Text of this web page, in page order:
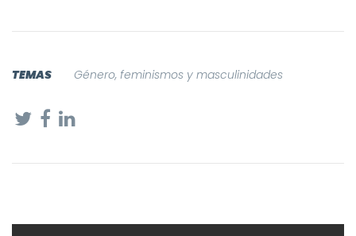
TEMAS Género, feminismos y masculinidades